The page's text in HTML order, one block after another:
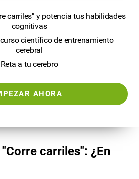
carriles" y potencia tus habilidades
cognitivas
científico de entrenamiento
cerebral
Reta a tu cerebro
AHORA
carriles": ¿En